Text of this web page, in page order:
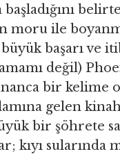
ile
başarı ve
değil)
bir
gelen
bir şöhrete
kıyı